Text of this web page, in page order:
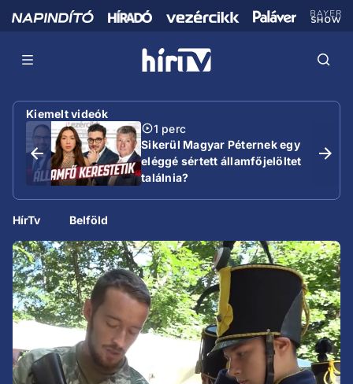
Kiemelt videók
1 perc
Sikerül Magyar Péternek egy
eléggé sértett államfőjelöltet
találnia?
HírTv Belföld